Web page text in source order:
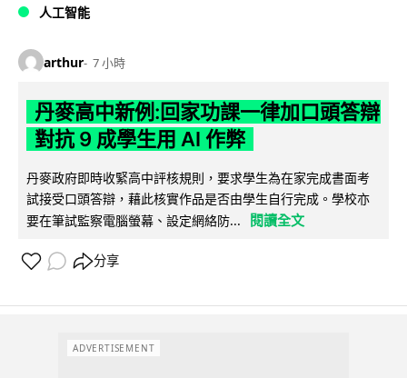
人工智能
arthur 7 小時
丹麥高中新例:回家功課一律加口頭答辯
對抗 9 成學生用 AI 作弊
丹麥政府即時收緊高中評核規則，要求學生為在家完成書面考
試接受口頭答辯，藉此核實作品是否由學生自行完成。學校亦
要在筆試監察電腦螢幕、設定網絡防...
閱讀全文
分享
ADVERTISEMENT